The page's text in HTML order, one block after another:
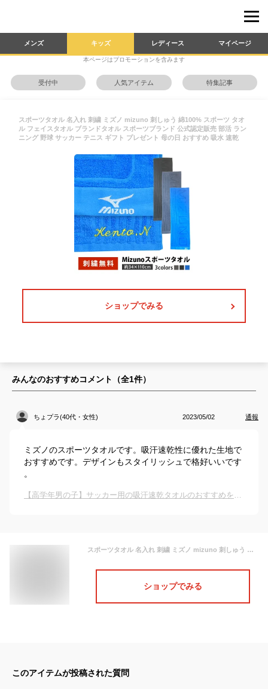
メンズ キッズ レディース マイページ
本ページはプロモーションを含みます
受付中 人気アイテム 特集記事
スポーツタオル 名入れ 刺繍 ミズノ mizuno 刺しゅう 綿100% スポーツ タオ
ル フェイスタオル ブランドタオル スポーツブランド 公式認定販売 部活 ラン
ニング 野球 サッカー テニス ギフト プレゼント 母の日 おすすめ 吸水 速乾
ショップでみる
みんなのおすすめコメント（全1件）
ちょプラ(40代・女性) 2023/05/02 通報
ミズノのスポーツタオルです。吸汗速乾性に優れた生地で
おすすめです。デザインもスタイリッシュで格好いいです
。
【高学年男の子】サッカー用の吸汗速乾タオルのおすすめを教えてください。
スポーツタオル 名入れ 刺繍 ミズノ mizuno 刺しゅう 綿100% スポーツ タオル フェイスタオル ブランドタオル スポーツブランド 公式認定販売 部活 ランニング 野球 サッカー テニス ギフト プレゼント 母の日 おすすめ 吸水 速乾
ショップでみる
このアイテムが投稿された質問